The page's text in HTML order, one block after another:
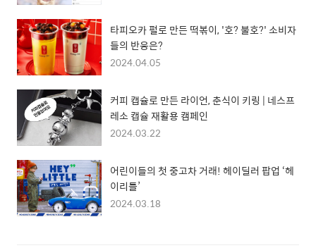
타피오카 펄로 만든 떡볶이, '호? 불호?' 소비자
들의 반응은?
2024.04.05
커피 캡슐로 만든 라이언, 춘식이 키링 | 네스프
레소 캡슐 재활용 캠페인
2024.03.22
어린이들의 첫 중고차 거래! 헤이딜러 팝업 ‘헤
이리틀’
2024.03.18